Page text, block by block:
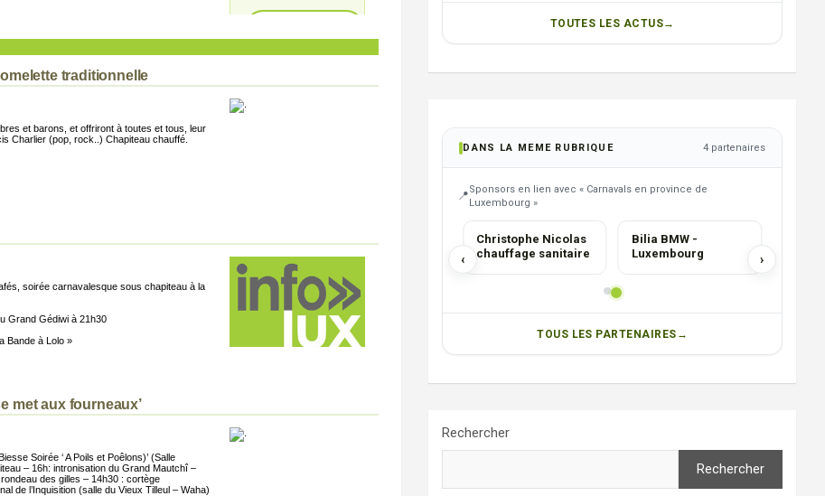
EN PROVINCE
traditionnelle
et barons, et offriront à toutes et tous, leur
Charlier (pop, rock..) Chapiteau chauffé.
soirée carnavalesque sous chapiteau à la
Grand Gédiwi à 21h30
Bande à Lolo »
met aux fourneaux’
Soirée ‘ A Poils et Poêlons)’ (Salle
– 16h: intronisation du Grand Mautchî –
des gilles – 14h30 : cortège
de l’Inquisition (salle du Vieux Tilleul – Waha)
TOUTES LES ACTUS
DANS LA MEME RUBRIQUE 4 partenaires
Sponsors en lien avec « Carnavals en province de
Luxembourg »
‹ ›
CHAUFFAGISTE
Christophe Nicolas
chauffage sanitaire
Bilia BMW -
Luxembourg
TOUS LES PARTENAIRES
Rechercher
Rechercher